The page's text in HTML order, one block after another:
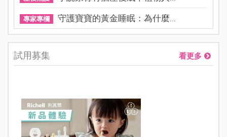
專家專欄 守護寶寶的黃金睡眠：為什麼...
試用募集 看更多